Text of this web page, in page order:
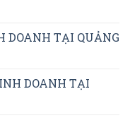
DOANH TẠI QUẢNG
DOANH TẠI